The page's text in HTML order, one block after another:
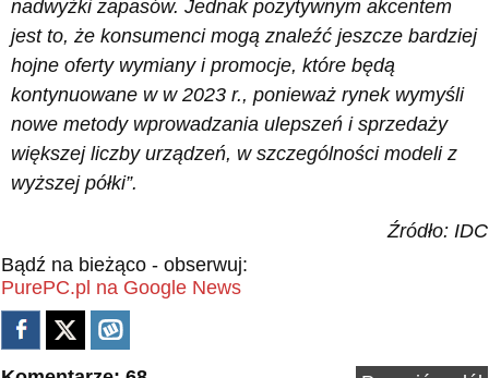
nadwyżki zapasów. Jednak pozytywnym akcentem
jest to, że konsumenci mogą znaleźć jeszcze bardziej
hojne oferty wymiany i promocje, które będą
kontynuowane w w 2023 r., ponieważ rynek wymyśli
nowe metody wprowadzania ulepszeń i sprzedaży
większej liczby urządzeń, w szczególności modeli z
wyższej półki”.
Źródło: IDC
Bądź na bieżąco - obserwuj:
PurePC.pl na Google News